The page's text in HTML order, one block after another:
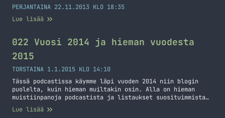
PERJANTAINA 22.11.2013 KLO 18:35
Lue lisää
022 Vuosi 2014 ja hieman vuodesta
2015
TORSTAINA 1.1.2015 KLO 14:10
Tässä podcastissa käymme läpi vuoden 2014 niin blogin
puolelta, kuin hieman muiltakin osin. Alla on hieman
muistiinpanoja podcastista ja listaukset suosituimmista
asioista ja niistä mitä käytiin podcastissa läpi tällä
kertaa. Hyvää uutta vuotta 2015! Suosituimmat
Lue lisää